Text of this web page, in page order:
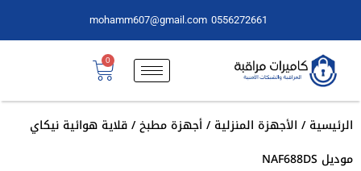
0556272661
mohamm607@gmail.com
0
الرئيسية/ الأجهزة المنزلية/أجهزة مطبخ/ قلاية هوائية نيكاي
موديل NAF688DS